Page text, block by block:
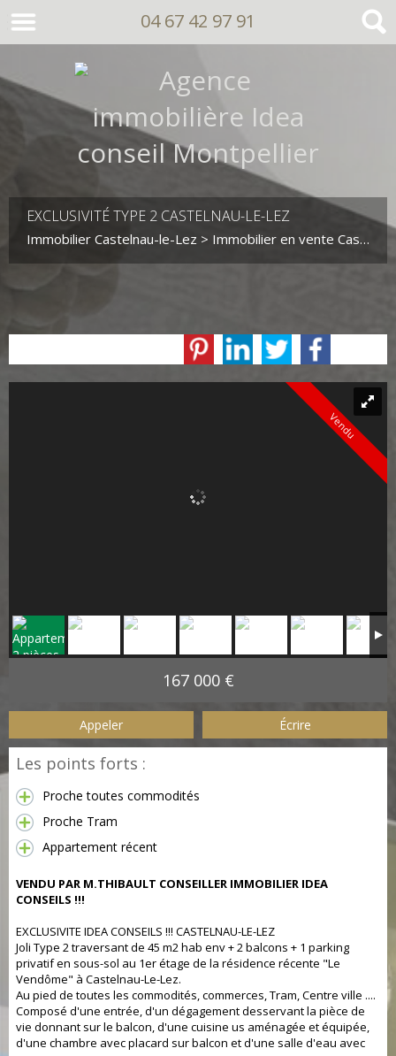
04 67 42 97 91
EXCLUSIVITÉ TYPE 2 CASTELNAU-LE-LEZ
Immobilier Castelnau-le-Lez > Immobilier en vente Castelnau-le-Lez
Vendu
167 000 €
Appeler Écrire
Les points forts :
Proche toutes commodités
Proche Tram
Appartement récent
VENDU PAR M.THIBAULT CONSEILLER IMMOBILIER IDEA
CONSEILS !!!
EXCLUSIVITE IDEA CONSEILS !!! CASTELNAU-LE-LEZ
Joli Type 2 traversant de 45 m2 hab env + 2 balcons + 1 parking
privatif en sous-sol au 1er étage de la résidence récente "Le
Vendôme" à Castelnau-Le-Lez.
Au pied de toutes les commodités, commerces, Tram, Centre ville ....
Composé d'une entrée, d'un dégagement desservant la pièce de
vie donnant sur le balcon, d'une cuisine us aménagée et équipée,
d'une chambre avec placard sur balcon et d'une salle d'eau avec